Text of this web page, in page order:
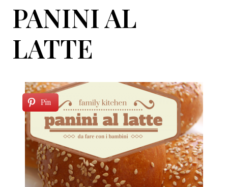
ricette
per
famiglie
green
PANINI AL
LATTE
Pin